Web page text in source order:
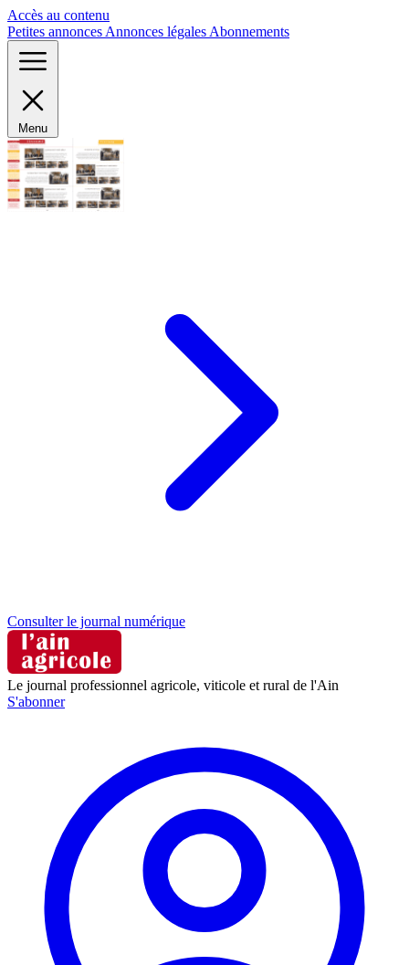
Accès au contenu
Petites annonces Annonces légales Abonnements
Menu
Consulter le journal numérique
Le journal professionnel agricole, viticole et rural de l'Ain
S'abonner
Panneau de gestion des cookies